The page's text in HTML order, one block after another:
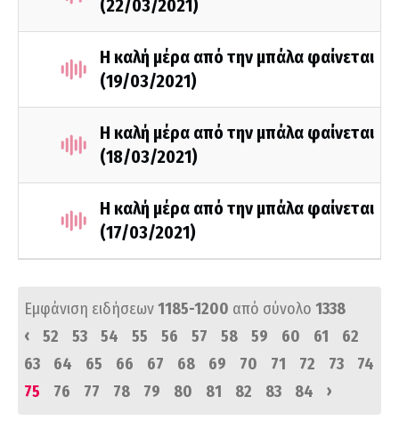
(22/03/2021)
Η καλή μέρα από την μπάλα φαίνεται
(19/03/2021)
Η καλή μέρα από την μπάλα φαίνεται
(18/03/2021)
Η καλή μέρα από την μπάλα φαίνεται
(17/03/2021)
Εμφάνιση ειδήσεων1185-1200 από σύνολο 1338
‹
52 53 54 55 56 57 58 59 60 61
62
63
64 65 66 67 68 69 70 71 72 73
74
75
76 77 78 79 80 81 82 83 84 ›